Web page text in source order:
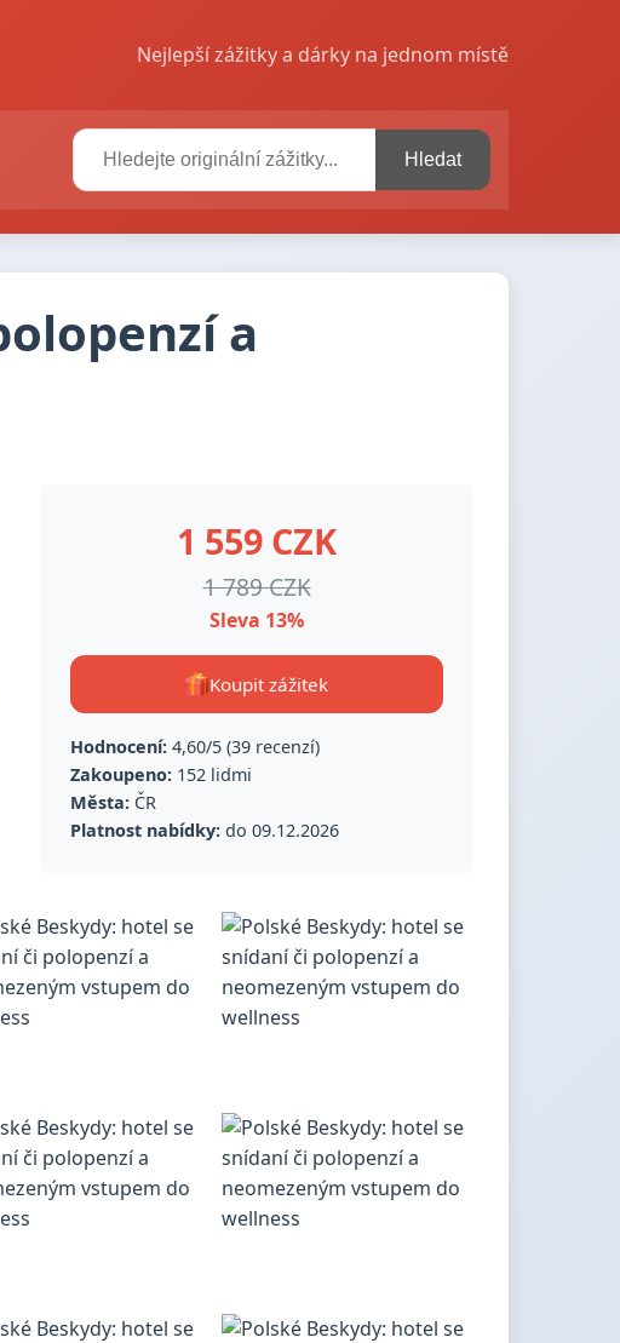
Nejlepší zážitky a dárky na jednom místě
Hledat
a
1 559 CZK
1 789 CZK
Sleva 13%
Koupit zážitek
Hodnocení: 4,60/5 (39 recenzí)
Zakoupeno: 152 lidmi
Města: ČR
Platnost nabídky: do 09.12.2026